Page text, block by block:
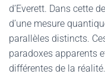
d’Everett. Dans cette
d’une mesure
parallèles distincts.
paradoxes apparents
différentes de la